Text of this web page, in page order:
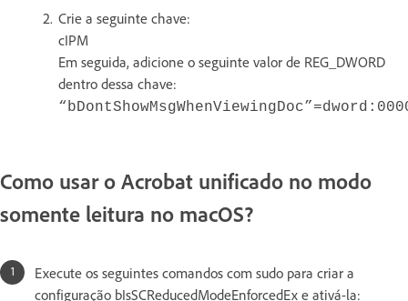
Crie a seguinte chave:
cIPM
Em seguida, adicione o seguinte valor de REG_DWORD
dentro dessa chave:
Como usar o Acrobat unificado no modo
somente leitura no macOS?
Execute os seguintes comandos com sudo para criar a
configuração bIsSCReducedModeEnforcedEx e ativá-la: